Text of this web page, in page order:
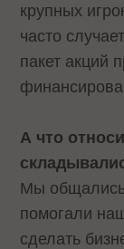
крупных
часто
пакет акций
А что
Мы общались
помогали
сделать